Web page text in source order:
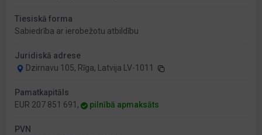
Tiesiskā forma
Sabiedrība ar ierobežotu atbildību
Juridiskā adrese
Dzirnavu 105, Rīga, Latvija LV-1011
Pamatkapitāls
EUR 207 851 691,
pilnībā apmaksāts
PVN